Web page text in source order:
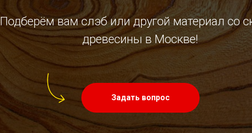
Подберём вам слэб или другой материал со
древесины в Москве!
Задать вопрос